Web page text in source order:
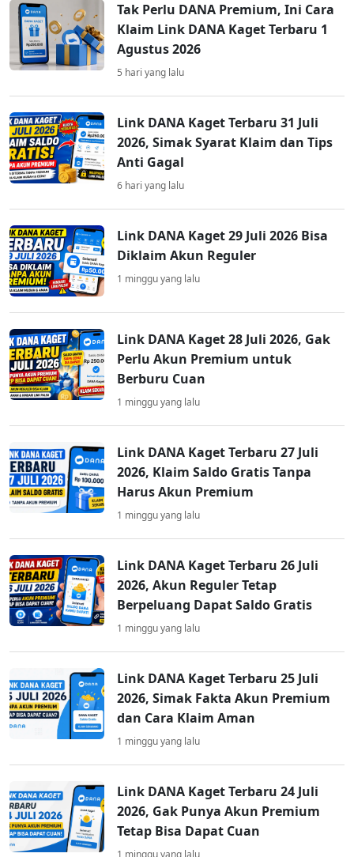
Tak Perlu DANA Premium, Ini Cara
Klaim Link DANA Kaget Terbaru 1
Agustus 2026
5 hari yang lalu
Link DANA Kaget Terbaru 31 Juli
2026, Simak Syarat Klaim dan Tips
Anti Gagal
6 hari yang lalu
Link DANA Kaget 29 Juli 2026 Bisa
Diklaim Akun Reguler
1 minggu yang lalu
Link DANA Kaget 28 Juli 2026, Gak
Perlu Akun Premium untuk
Berburu Cuan
1 minggu yang lalu
Link DANA Kaget Terbaru 27 Juli
2026, Klaim Saldo Gratis Tanpa
Harus Akun Premium
1 minggu yang lalu
Link DANA Kaget Terbaru 26 Juli
2026, Akun Reguler Tetap
Berpeluang Dapat Saldo Gratis
1 minggu yang lalu
Link DANA Kaget Terbaru 25 Juli
2026, Simak Fakta Akun Premium
dan Cara Klaim Aman
1 minggu yang lalu
Link DANA Kaget Terbaru 24 Juli
2026, Gak Punya Akun Premium
Tetap Bisa Dapat Cuan